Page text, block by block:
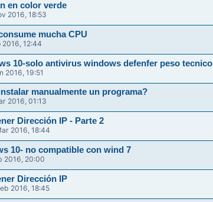
en color verde
2016, 18:53
mucha CPU
2016, 12:44
10-solo antivirus windows defenfer peso tecnico
2016, 19:51
manualmente un programa?
2016, 01:13
Dirección IP - Parte 2
2016, 18:44
10- no compatible con wind 7
2016, 20:00
Dirección IP
2016, 18:45